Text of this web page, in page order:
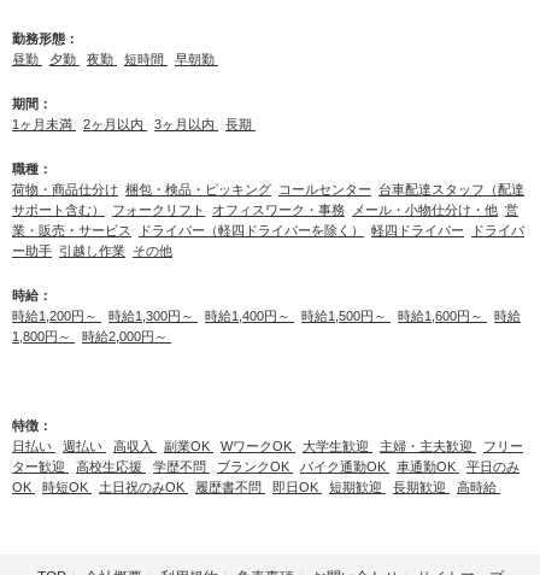
勤務形態：
昼勤
夕勤 夜勤 短時間 早朝勤
期間：
1ヶ月未満
2ヶ月以内 3ヶ月以内 長期
職種：
荷物・商品仕分け 梱包・検品・ピッキング コールセンター
台車配達スタッフ（配達
サポート含む）
フォークリフト オフィスワーク・事務 メール・小物仕分け・他 営
業・販売・サービス
ドライバー（軽四ドライバーを除く） 軽四ドライバー
ドライバ
ー助手 引越し作業 その他
時給：
時給1,200円～
時給1,300円～ 時給1,400円～ 時給1,500円～ 時給1,600円～
時給
1,800円～
時給2,000円～
特徴：
日払い
週払い 高収入 副業OK WワークOK 大学生歓迎 主婦・主夫歓迎
フリー
ター歓迎
高校生応援 学歴不問 ブランクOK バイク通勤OK 車通勤OK
平日のみ
OK
時短OK 土日祝のみOK 履歴書不問 即日OK 短期歓迎 長期歓迎 高時給